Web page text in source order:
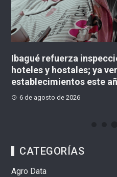
Ibagué refuerza
hoteles y hostales; ya
establecimientos este
6 de agosto de 2026
CATEGORÍAS
Agro Data